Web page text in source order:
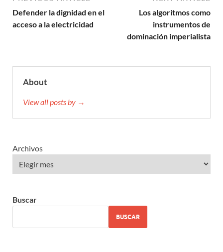
Defender la dignidad en el
acceso a la electricidad
Los algoritmos como
instrumentos de
dominación imperialista
About
View all posts by →
Archivos
Buscar
BUSCAR